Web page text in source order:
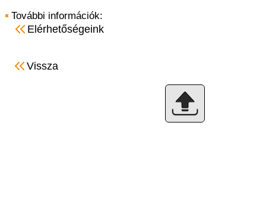
További információk:
Elérhetőségeink
Vissza